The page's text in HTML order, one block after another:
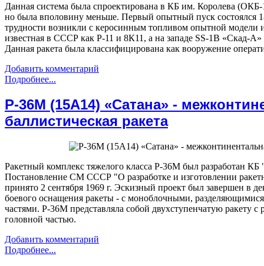
Данная система была спроектирована в КБ им. Королева
но была вполовину меньше. Первый опытный пуск состоялся
трудности возникли с керосинным топливом опытной модели
известная в СССР как Р-11 и 8К11, а на западе SS-1B «Скад-
Данная ракета была классифицирована как вооружение
Добавить комментарий
Подробнее...
Р-36М (15А14) «Сатана» -
баллистическая ракета
Ракетный комплекс тяжелого класса Р-36М был разработан
Постановление СМ СССР "О разработке и изготовлении
принято 2 сентября 1969 г. Эскизный проект был завершен в
боевого оснащения ракеты - с моноблочными,
частями. Р-36М представляла собой двухступенчатую ракету
головной частью.
Добавить комментарий
Подробнее...